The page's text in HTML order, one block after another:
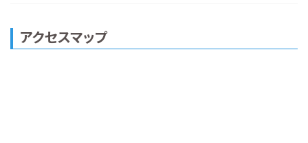
アクセスマップ